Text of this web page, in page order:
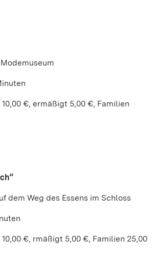
€, ermäßigt 5,00 €, Familien
dem Weg des Essens im Schloss
€, rmäßigt 5,00 €, Familien 25,00